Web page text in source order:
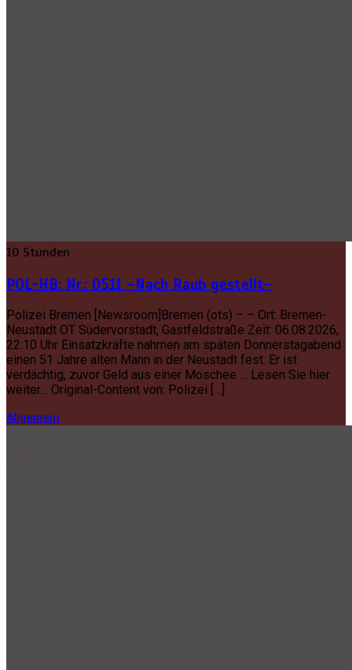
10 Stunden
POL-HB: Nr.: 0511 –Nach Raub gestellt–
Polizei Bremen [Newsroom]Bremen (ots) – – Ort: Bremen-
Neustadt OT Südervorstadt, Gastfeldstraße Zeit: 06.08.2026,
22:10 Uhr Einsatzkräfte nahmen am späten Donnerstagabend
einen 51 Jahre alten Mann in der Neustadt fest. Er ist
verdächtig, zuvor Geld aus einer Moschee … Lesen Sie hier
weiter… Original-Content von: Polizei […]
Allgemein